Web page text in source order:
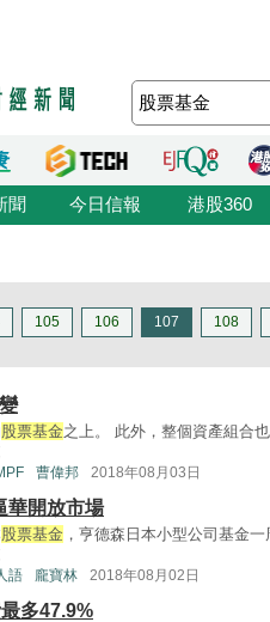
聞 今日信報 港股360
105 106 107 108
股票基金之上。 此外，整個資產組合
曹偉邦 2018年08月03日
華開放市場
股票基金 ，亨德森日本小型公司基金
語 龐寶林 2018年08月02日
多47.9%